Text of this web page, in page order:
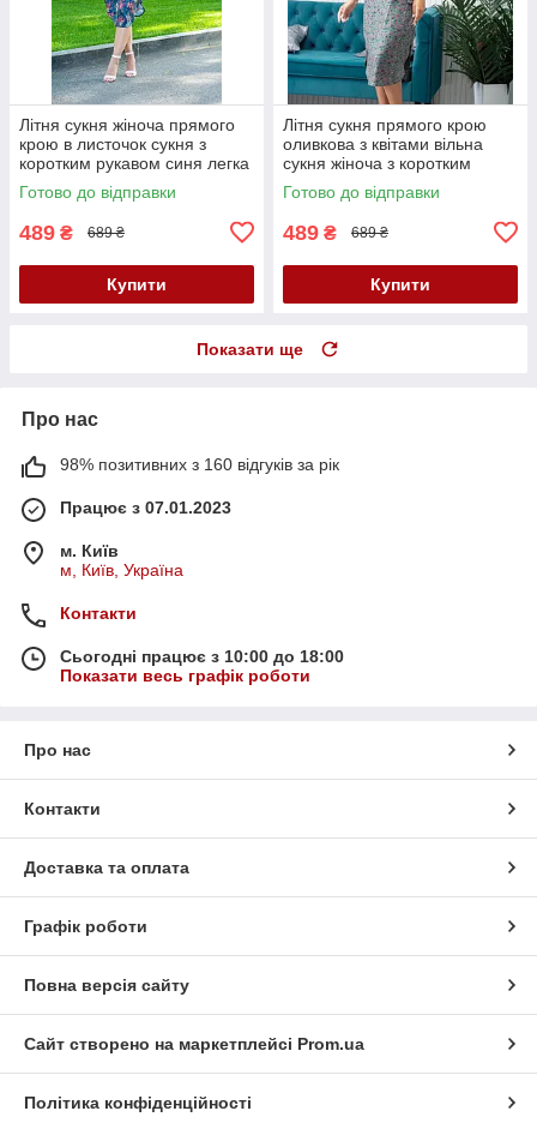
Літня сукня жіноча прямого
крою в листочок сукня з
коротким рукавом синя легка
літня сукня 40-42 44-46
Готово до відправки
489 ₴ 689 ₴
Купити
Літня сукня прямого крою
оливкова з квітами вільна
сукня жіноча з коротким
рукавом сукня з поясом
Готово до відправки
489 ₴ 689 ₴
Купити
Показати ще
Про нас
98% позитивних з 160 відгуків за рік
Працює з 07.01.2023
м. Київ
м, Київ, Україна
Контакти
Сьогодні працює з 10:00 до 18:00
Показати весь графік роботи
Про нас
Контакти
Доставка та оплата
Графік роботи
Повна версія сайту
Сайт створено на маркетплейсі Prom.ua
Політика конфіденційності